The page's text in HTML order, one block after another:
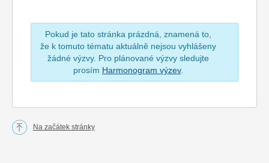
Pokud je tato stránka prázdná, znamená to,
že k tomuto tématu aktuálně nejsou vyhlášeny
žádné výzvy. Pro plánované výzvy sledujte
prosím Harmonogram výzev.
Na začátek stránky